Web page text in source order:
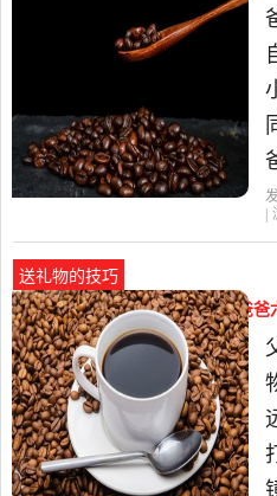
送礼物的技巧
爸爸60岁大寿送什么礼物好（爸爸
物）